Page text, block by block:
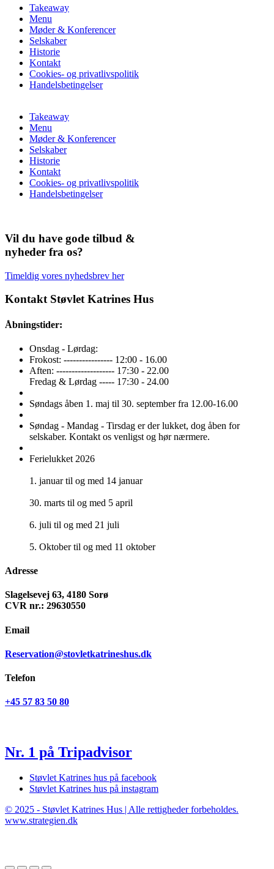
Takeaway
Menu
Møder & Konferencer
Selskaber
Historie
Kontakt
Cookies- og privatlivspolitik
Handelsbetingelser
Takeaway
Menu
Møder & Konferencer
Selskaber
Historie
Kontakt
Cookies- og privatlivspolitik
Handelsbetingelser
Vil du have gode tilbud &
nyheder fra os?
Timeldig vores nyhedsbrev her
Kontakt Støvlet Katrines Hus
Åbningstider:
Onsdag - Lørdag:
Frokost: ---------------- 12:00 - 16.00
Aften: ------------------- 17:30 - 22.00
Fredag & Lørdag ----- 17:30 - 24.00
Søndags åben 1. maj til 30. september fra 12.00-16.00
Søndag - Mandag - Tirsdag er der lukket, dog åben for
selskaber. Kontakt os venligst og hør nærmere.
Ferielukket 2026
1. januar til og med 14 januar
30. marts til og med 5 april
6. juli til og med 21 juli
5. Oktober til og med 11 oktober
Adresse
Slagelsevej 63, 4180 Sorø
CVR nr.: 29630550
Email
Reservation@stovletkatrineshus.dk
Telefon
+45 57 83 50 80
Nr. 1 på Tripadvisor
Støvlet Katrines hus på facebook
Støvlet Katrines hus på instagram
© 2025 - Støvlet Katrines Hus | Alle rettigheder forbeholdes.
www.strategien.dk